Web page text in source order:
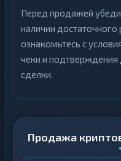
Перед продажей
наличии достаточного
ознакомьтесь с
чеки и подтверждения
сделки.
Продажа